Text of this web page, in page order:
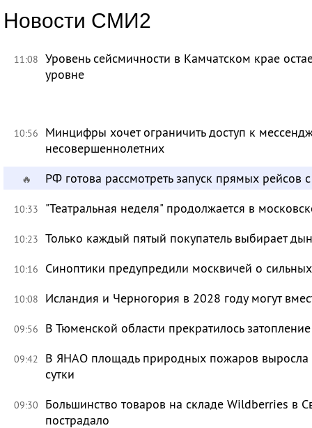
Новости СМИ2
11:08 Уровень сейсмичности в Камчатском крае
уровне
10:56
Минцифры хочет ограничить доступ к
несовершеннолетних
🔥 РФ готова рассмотреть запуск прямых рейсов
10:33 "Театральная неделя" продолжается в
10:23 Только каждый пятый покупатель выбирает
10:16 Синоптики предупредили москвичей о
10:08 Исландия и Черногория в 2028 году могут
09:56 В Тюменской области прекратилось
09:42
В ЯНАО площадь природных пожаров выросла
сутки
09:30
Большинство товаров на складе Wildberries в
пострадало